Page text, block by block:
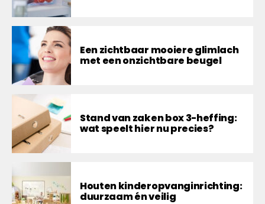
Een zichtbaar mooiere glimlach
met een onzichtbare beugel
Stand van zaken box 3-heffing:
wat speelt hier nu precies?
Houten kinderopvanginrichting:
duurzaam én veilig